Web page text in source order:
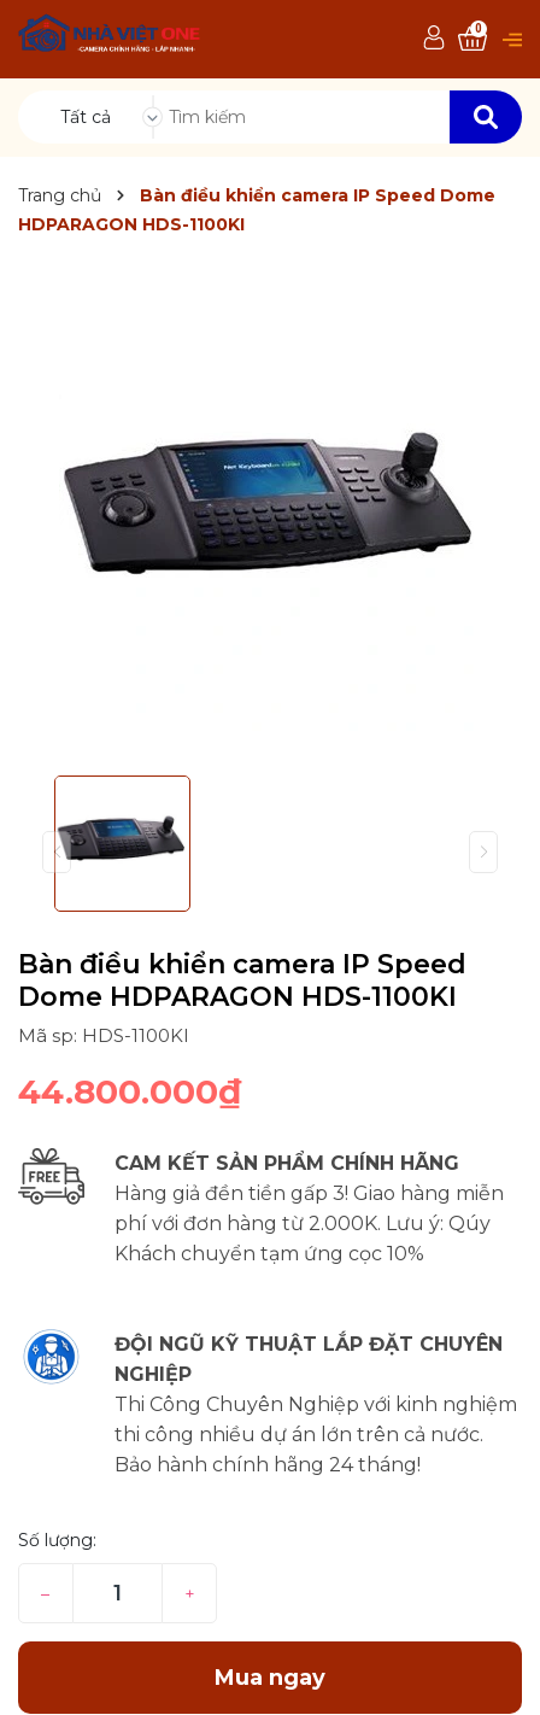
Tất cả
0
Trang chủ
Bàn điều khiển camera IP Speed Dome
HDPARAGON HDS-1100KI
Bàn điều khiển camera IP Speed
Dome HDPARAGON HDS-1100KI
Mã sp: HDS-1100KI
44.800.000₫
CAM KẾT SẢN PHẨM CHÍNH HÃNG
Hàng giả đền tiền gấp 3! Giao hàng miễn
phí với đơn hàng từ 2.000K. Lưu ý: Qúy
Khách chuyển tạm ứng cọc 10%
ĐỘI NGŨ KỸ THUẬT LẮP ĐẶT CHUYÊN
NGHIỆP
Thi Công Chuyên Nghiệp với kinh nghiệm
thi công nhiều dự án lớn trên cả nước.
Bảo hành chính hãng 24 tháng!
Số lượng:
– +
Mua ngay